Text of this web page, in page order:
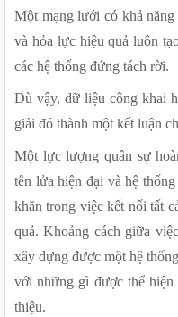
Một mạng lưới có khả
và hỏa lực hiệu quả luôn
các hệ thống đứng tách rời.
Dù vậy, dữ liệu công khai
giải đó thành một kết luận
Một lực lượng quân sự
tên lửa hiện đại và hệ
khăn trong việc kết nối tất
quả. Khoảng cách giữa
xây dựng được một hệ
với những gì được thể
thiệu.